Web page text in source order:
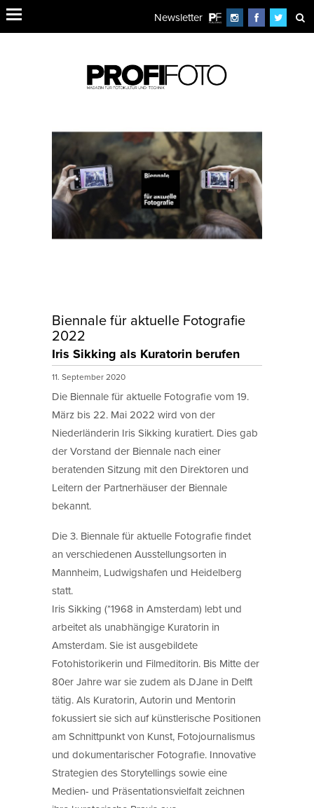
Newsletter
Biennale für aktuelle Fotografie
2022
Iris Sikking als Kuratorin berufen
11. September 2020
Die Biennale für aktuelle Fotografie vom 19.
März bis 22. Mai 2022 wird von der
Niederländerin Iris Sikking kuratiert. Dies gab
der Vorstand der Biennale nach einer
beratenden Sitzung mit den Direktoren und
Leitern der Partnerhäuser der Biennale
bekannt.
Die 3. Biennale für aktuelle Fotografie findet
an verschiedenen Ausstellungsorten in
Mannheim, Ludwigshafen und Heidelberg
statt.
Iris Sikking (*1968 in Amsterdam) lebt und
arbeitet als unabhängige Kuratorin in
Amsterdam. Sie ist ausgebildete
Fotohistorikerin und Filmeditorin. Bis Mitte der
80er Jahre war sie zudem als DJane in Delft
tätig. Als Kuratorin, Autorin und Mentorin
fokussiert sie sich auf künstlerische Positionen
am Schnittpunkt von Kunst, Fotojournalismus
und dokumentarischer Fotografie. Innovative
Strategien des Storytellings sowie eine
Medien- und Präsentationsvielfalt zeichnen